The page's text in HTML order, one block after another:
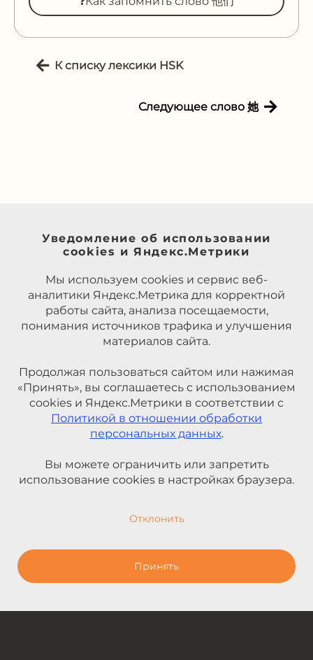
К списку лексики HSK
Следующее слово 她
Уведомление об использовании
cookies и Яндекс.Метрики
Мы используем cookies и сервис веб-
аналитики Яндекс.Метрика для корректной
работы сайта, анализа посещаемости,
понимания источников трафика и улучшения
материалов сайта.
Продолжая пользоваться сайтом или нажимая
«Принять», вы соглашаетесь с использованием
cookies и Яндекс.Метрики в соответствии с
Политикой в отношении обработки
персональных данных.
Вы можете ограничить или запретить
использование cookies в настройках браузера.
Отклонить
Принять